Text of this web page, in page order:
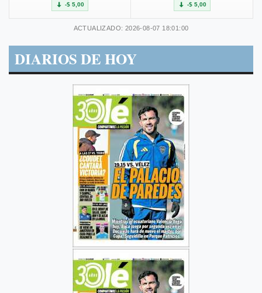
-$ 5,00 -$ 5,00
ACTUALIZADO: 2026-08-07 18:01:00
DIARIOS DE HOY